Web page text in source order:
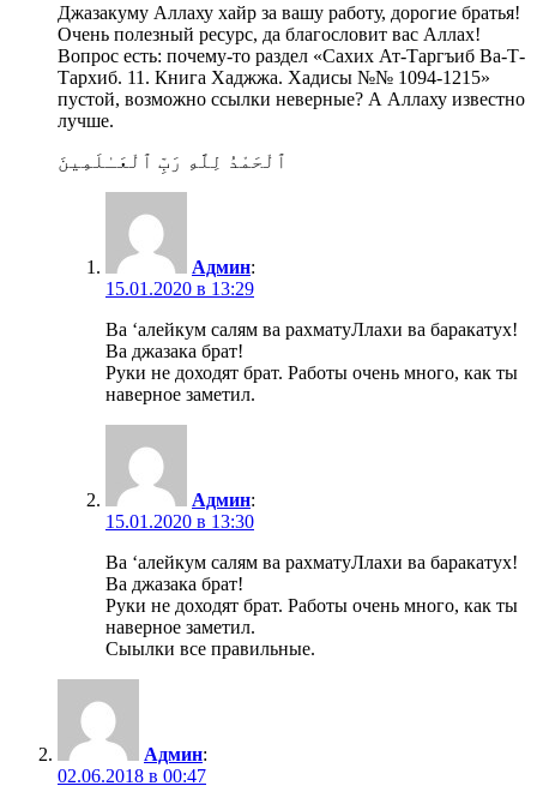
Джазакуму Аллаху хайр за вашу работу, дорогие братья!
Очень полезный ресурс, да благословит вас Аллах!
Вопрос есть: почему-то раздел «Сахих Ат-Таргъиб Ва-Т-
Тархиб. 11. Книга Хаджжа. Хадисы №№ 1094-1215»
пустой, возможно ссылки неверные? А Аллаху известно
лучше.
ٱلْحَمْدُ لِلَّهِ رَبِّ ٱلْعَـٰلَمِينَ
Админ:
15.01.2020 в 13:29
Ва ‘алейкум салям ва рахматуЛлахи ва баракатух!
Ва джазака брат!
Руки не доходят брат. Работы очень много, как ты
наверное заметил.
Админ:
15.01.2020 в 13:30
Ва ‘алейкум салям ва рахматуЛлахи ва баракатух!
Ва джазака брат!
Руки не доходят брат. Работы очень много, как ты
наверное заметил.
Сыылки все правильные.
Админ:
02.06.2018 в 00:47